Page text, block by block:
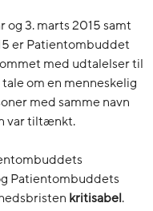
og 3. marts 2015 samt
er Patientombuddet
med udtalelser til
om en menneskelig
med samme navn
var tiltænkt.
Patientombuddets
kritisabel.